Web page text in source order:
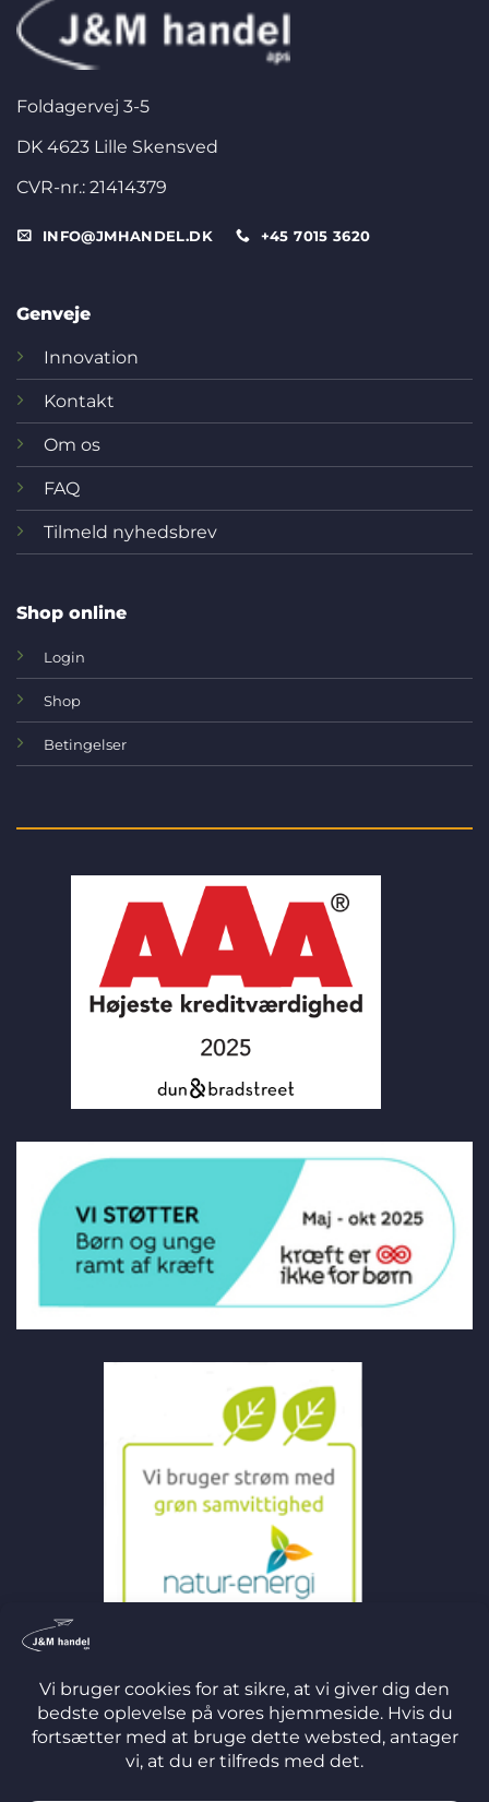
Foldagervej 3-5
DK 4623 Lille Skensved
CVR-nr.: 21414379
INFO@JMHANDEL.DK +45 7015 3620
Genveje
Innovation
Kontakt
Om os
FAQ
Tilmeld nyhedsbrev
Shop online
Login
Shop
Betingelser
©
2026 J&M Handel ApS